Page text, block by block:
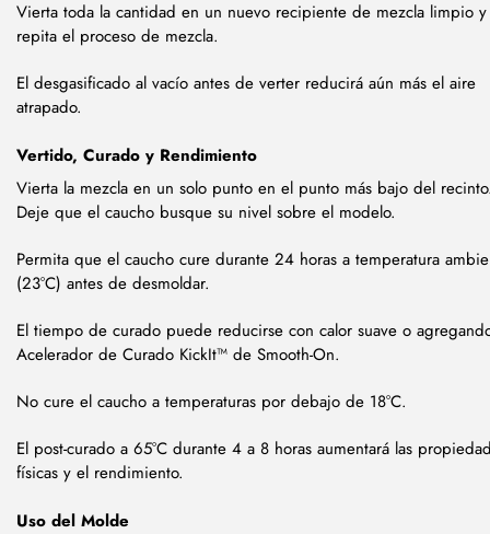
Vierta toda la cantidad en un nuevo recipiente de mezcla limpio y
repita el proceso de mezcla.
El desgasificado al vacío antes de verter reducirá aún más el aire
atrapado.
Vertido, Curado y Rendimiento
Vierta la mezcla en un solo punto en el punto más bajo del
Deje que el caucho busque su nivel sobre el modelo.
Permita que el caucho cure durante 24 horas a temperatura
(23°C) antes de desmoldar.
El tiempo de curado puede reducirse con calor suave o
Acelerador de Curado KickIt™ de Smooth-On.
No cure el caucho a temperaturas por debajo de 18°C.
El post-curado a 65°C durante 4 a 8 horas aumentará las
físicas y el rendimiento.
Uso del Molde